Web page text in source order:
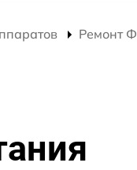
Ремонт